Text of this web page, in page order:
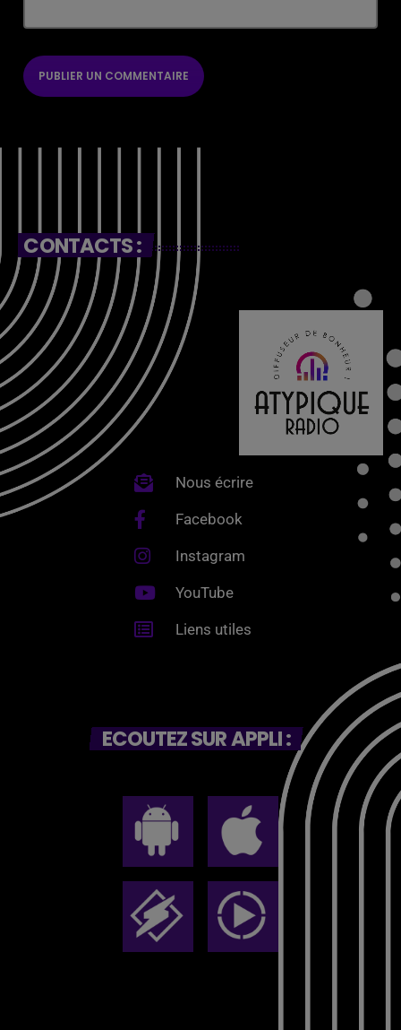
CONTACTS :
Nous écrire
Facebook
Instagram
YouTube
Liens utiles
ECOUTEZ SUR APPLI :